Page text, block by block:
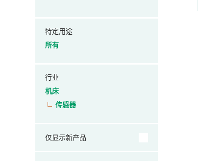
特定用途
所有
行业
机床
传感器
仅显示新产品